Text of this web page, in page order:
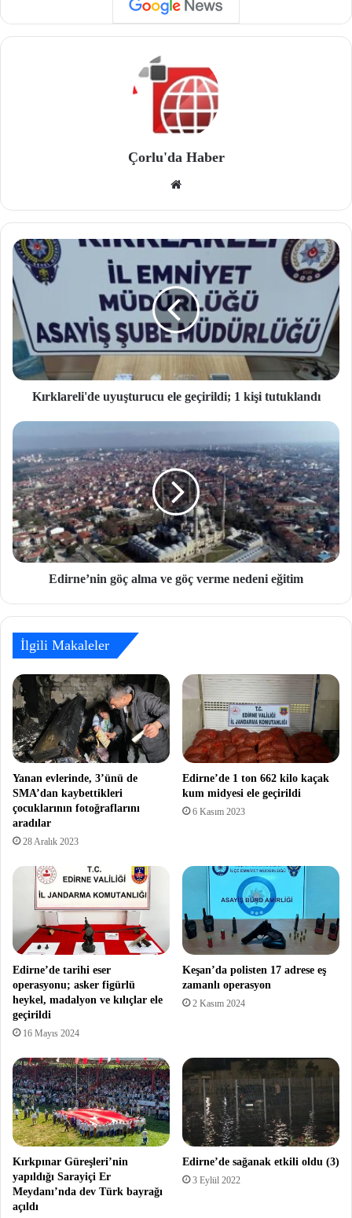
Çorlu'da Haber
site
si
Kırklareli'de uyuşturucu ele geçirildi; 1 kişi tutuklandı
Edirne’nin göç alma ve göç verme nedeni eğitim
İlgili Makaleler
Yanan evlerinde, 3’ünü de
SMA’dan kaybettikleri
çocuklarının fotoğraflarını
aradılar
28 Aralık 2023
Edirne’de 1 ton 662 kilo kaçak
kum midyesi ele geçirildi
6 Kasım 2023
Edirne’de tarihi eser
operasyonu; asker figürlü
heykel, madalyon ve kılıçlar ele
geçirildi
16 Mayıs 2024
Keşan’da polisten 17 adrese eş
zamanlı operasyon
2 Kasım 2024
Kırkpınar Güreşleri’nin
yapıldığı Sarayiçi Er
Meydanı’nda dev Türk bayrağı
açıldı
Edirne’de sağanak etkili oldu (3)
3 Eylül 2022